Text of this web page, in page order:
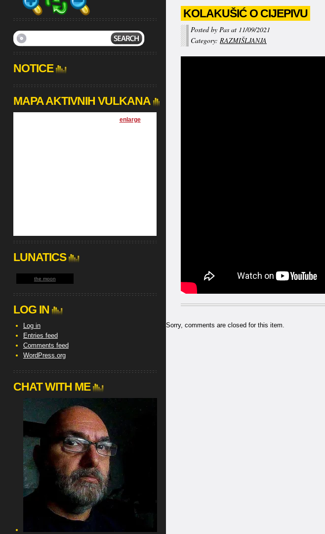
KOLAKUŠIĆ O CIJEPIVU
Posted by Pas at 11/09/2021
Category: RAZMIŠLJANJA
Sorry, comments are closed for this item.
NOTICE
MAPA AKTIVNIH VULKANA
enlarge]
LUNATICS
the moon
LOG IN
Log in
Entries feed
Comments feed
WordPress.org
CHAT WITH ME